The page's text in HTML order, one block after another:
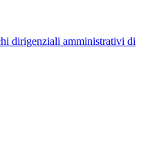
dirigenziali amministrativi di